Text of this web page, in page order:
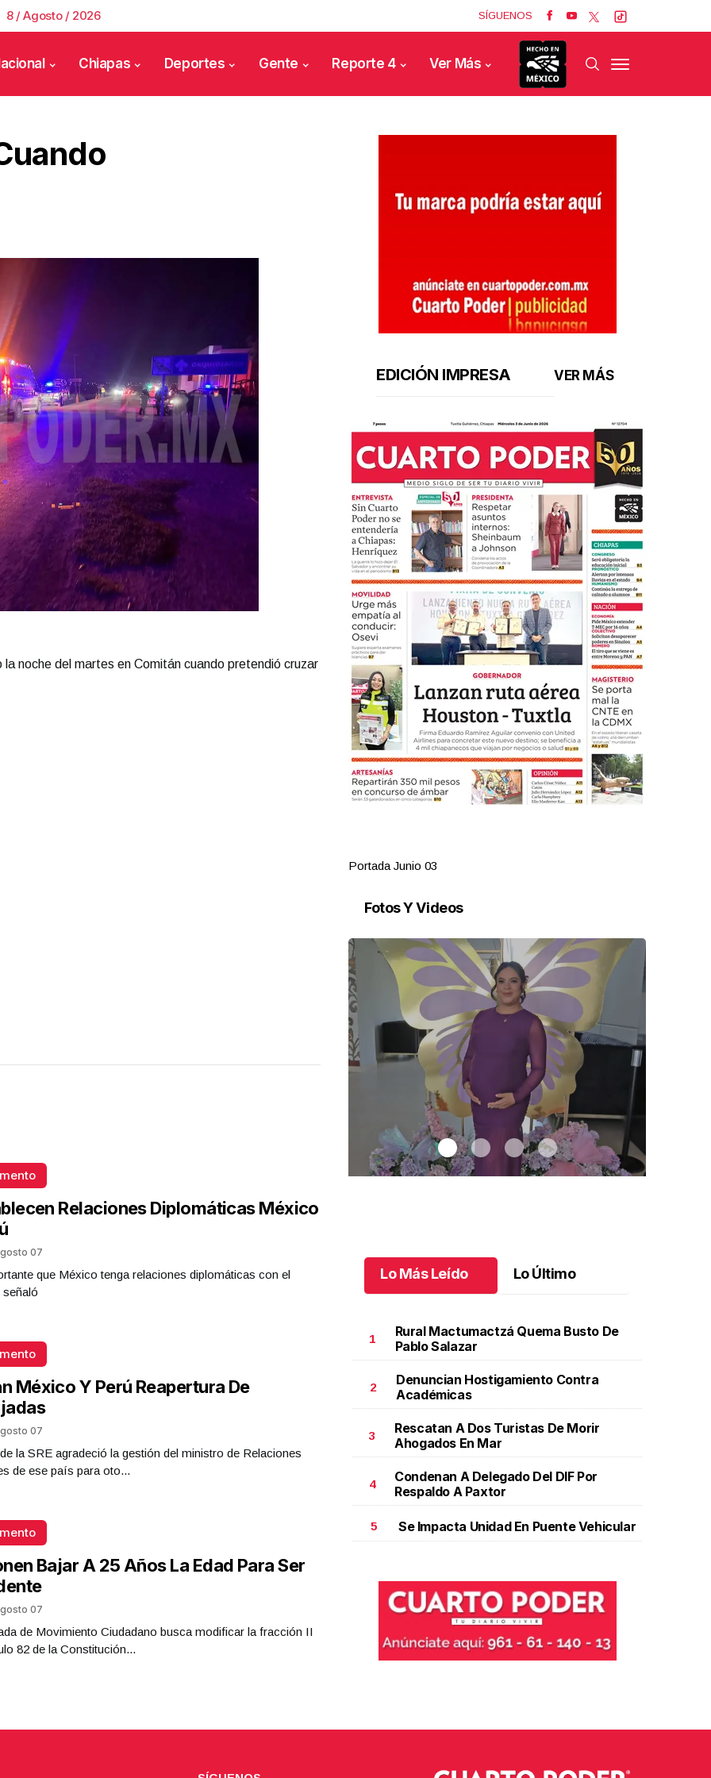
8 / Agosto / 2026 SÍGUENOS
Chiapas Deportes Gente Reporte 4 Ver Más
noche del martes en Comitán cuando pretendió cruzar
Relaciones Diplomáticas México
07
que México tenga relaciones diplomáticas con el
México Y Perú Reapertura De
07
la SRE agradeció la gestión del ministro de Relaciones
de ese país para oto...
Bajar A 25 Años La Edad Para Ser
07
de Movimiento Ciudadano busca modificar la fracción II
82 de la Constitución...
EDICIÓN IMPRESA VER MÁS
Portada Junio 03
Fotos Y Videos
Conferencia de prensa matutina. Miércoles 03 de Junio
2026 | Presidenta Claudia Sheinbaum
Junio 03 l 6 Visitas
En la dulce espera de Georgina.En la dulce espera de
Georgina
Junio 03 l
Lo Más Leído Lo Último
1
Rural Mactumactzá Quema Busto De
Pablo Salazar
2
Denuncian Hostigamiento Contra
Académicas
3
Rescatan A Dos Turistas De Morir
Ahogados En Mar
4
Condenan A Delegado Del DIF Por
Respaldo A Paxtor
5 Se Impacta Unidad En Puente Vehicular